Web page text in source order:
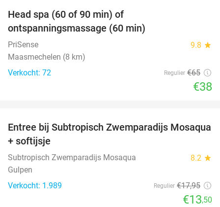
Head spa (60 of 90 min) of
ontspanningsmassage (60 min)
PriSense 9.8 star
Maasmechelen (8 km)
Verkocht: 72
Regulier €65
€38
25%
Entree bij Subtropisch Zwemparadijs Mosaqua
+ softijsje
Subtropisch Zwemparadijs Mosaqua 8.2 star
Gulpen
Verkocht: 1.989
Regulier €17,95
€13,50